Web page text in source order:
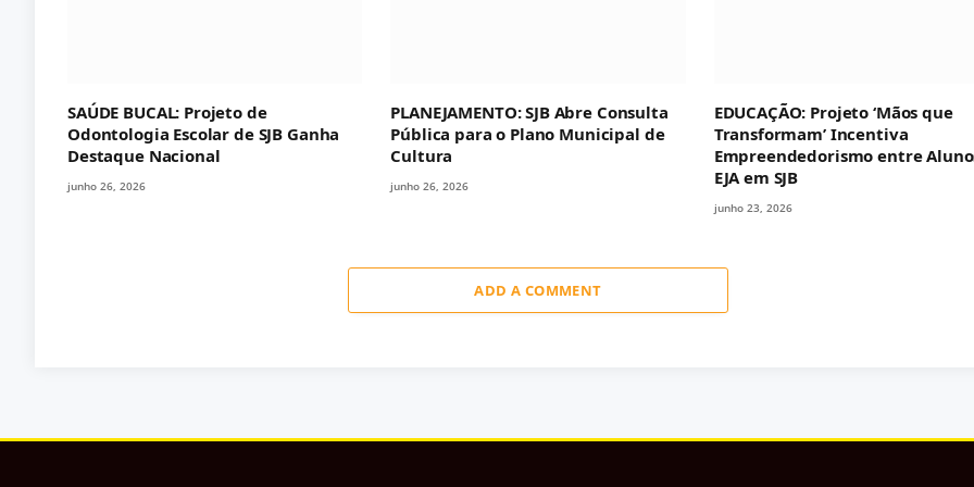
SAÚDE BUCAL: Projeto de
Odontologia Escolar de SJB Ganha
Destaque Nacional
junho 26, 2026
PLANEJAMENTO: SJB Abre Consulta
Pública para o Plano Municipal de
Cultura
junho 26, 2026
EDUCAÇÃO: Projeto ‘Mãos que
Transformam’ Incentiva
Empreendedorismo entre
EJA em SJB
junho 23, 2026
ADD A COMMENT